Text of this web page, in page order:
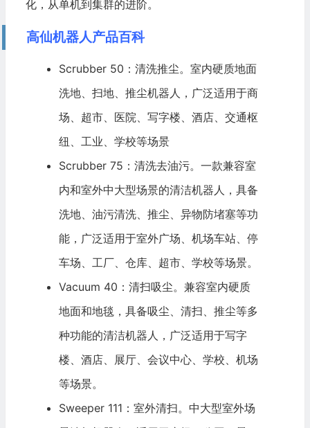
化，从单机到集群的进阶。
高仙机器人产品百科
Scrubber 50：清洗推尘。室内硬质地面
洗地、扫地、推尘机器人，广泛适用于商
场、超市、医院、写字楼、 酒店、交通枢
纽、工业、学校等场景
Scrubber 75：清洗去油污。一款兼容室
内和室外中大型场景的清洁机器人，具备
洗地、油污清洗、推尘、异物防堵塞等功
能，广泛适用于室外广场、机场车站、停
车场、工厂、仓库、超市、学校等场景。
Vacuum 40：清扫吸尘。兼容室内硬质
地面和地毯，具备吸尘、清扫、推尘等多
种功能的清洁机器人，广泛适用于写字
楼、酒店、展厅、会议中心、学校、机场
等场景。
Sweeper 111：室外清扫。中大型室外场